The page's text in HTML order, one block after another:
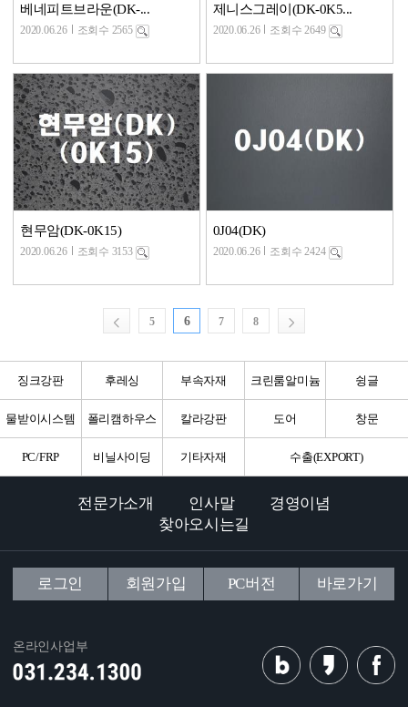
베네피트브라운(DK-...
2020.06.26 조회수 2565
제니스그레이(DK-0K5...
2020.06.26 조회수 2649
현무암(DK-0K15)
2020.06.26 조회수 3153
0J04(DK)
2020.06.26 조회수 2424
5 6 7 8
징크강판 후레싱 부속자재 크린룸알미늄 슁글
물받이시스템 폴리캠하우스 칼라강판 도어 창문
PC/FRP 비닐사이딩 기타자재 수출(EXPORT)
전문가소개 인사말
경영이념
찾아오시는길
로그인 회원가입 PC버전 바로가기
온라인사업부